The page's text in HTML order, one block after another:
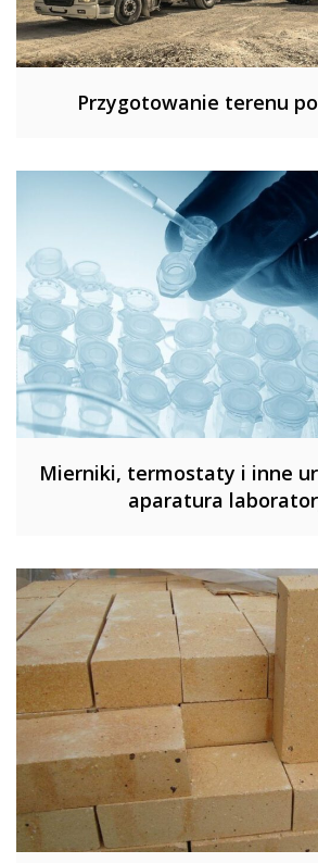
Przygotowanie terenu
Mierniki, termostaty i inne
aparatura